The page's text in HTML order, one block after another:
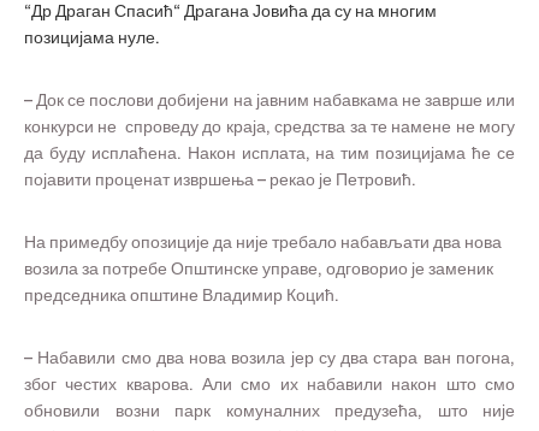
“Др Драган Спасић“ Драгана Јовића да су на многим
позицијама нуле.
– Док се послови добијени на јавним набавкама не заврше или
конкурси не спроведу до краја, средства за те намене не могу
да буду исплаћена. Након исплата, на тим позицијама ће се
појавити проценат извршења – рекао је Петровић.
На примедбу опозиције да није требало набављати два нова
возила за потребе Општинске управе, одговорио је заменик
председника општине Владимир Коцић.
– Набавили смо два нова возила јер су два стара ван погона,
због честих кварова. Али смо их набавили након што смо
обновили возни парк комуналних предузећа, што није